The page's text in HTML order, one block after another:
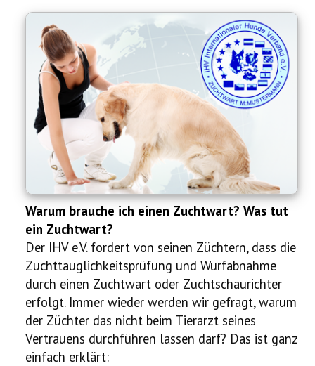
Ausbildung
Ausstellung
Ratgeber
Service
Termine
Neues
Warum brauche ich einen Zuchtwart? Was tut
ein Zuchtwart?
Der IHV e.V. fordert von seinen Züchtern, dass die
Zuchttauglichkeitsprüfung und Wurfabnahme
durch einen Zuchtwart oder Zuchtschaurichter
erfolgt. Immer wieder werden wir gefragt, warum
der Züchter das nicht beim Tierarzt seines
Vertrauens durchführen lassen darf? Das ist ganz
einfach erklärt: